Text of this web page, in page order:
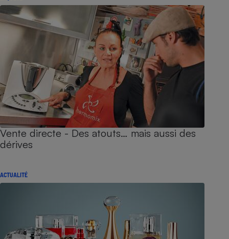
Vente directe - Des atouts… mais aussi des
dérives
ACTUALITÉ